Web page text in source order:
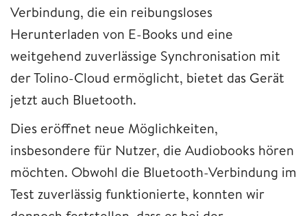
Verbindung, die ein reibungsloses
Herunterladen von E-Books und eine
weitgehend zuverlässige Synchronisation mit
der Tolino-Cloud ermöglicht, bietet das Gerät
jetzt auch Bluetooth.
Dies eröffnet neue Möglichkeiten,
insbesondere für Nutzer, die Audiobooks hören
möchten. Obwohl die Bluetooth-Verbindung im
Test zuverlässig funktionierte, konnten wir